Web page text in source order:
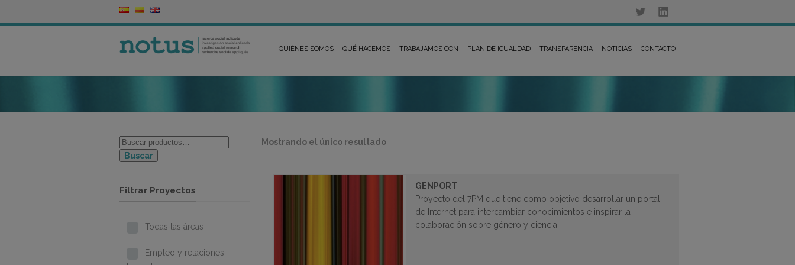
QUIÉNES SOMOS QUÉ HACEMOS TRABAJAMOS CON PLAN DE IGUALDAD TRANSPARENCIA NOTICIAS CONTACTO
Mostrando el único resultado
GENPORT
Proyecto del 7PM que tiene como objetivo desarrollar un portal
de Internet para intercambiar conocimientos e inspirar la
colaboración sobre género y ciencia
Buscar
Filtrar Proyectos
Todas las áreas
Empleo y relaciones